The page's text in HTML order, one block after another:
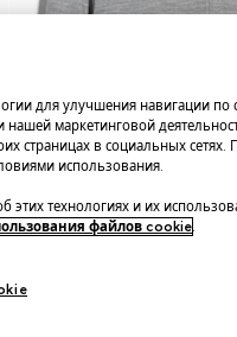
для улучшения навигации по
маркетинговой
страницах в социальных сетях.
использования.
технологиях и их
файлов cookie